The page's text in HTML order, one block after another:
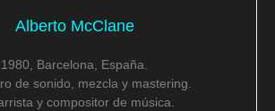
Alberto McClane
1980, Barcelona, España.
de sonido, mezcla y mastering.
y compositor de música.